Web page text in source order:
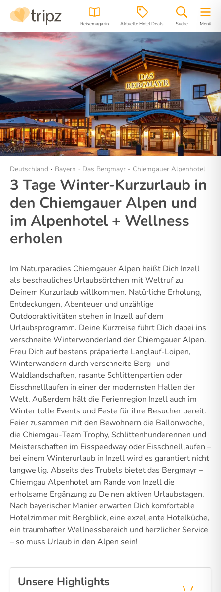
Reisemagazin Aktuelle Hotel Deals Suche Menü
Hotel Bilder Region Lage
Deutschland Bayern Das Bergmayr - Chiemgauer Alpenhotel
3 Tage Winter-Kurzurlaub in
den Chiemgauer Alpen und
im Alpenhotel + Wellness
erholen
Im Naturparadies Chiemgauer Alpen heißt Dich Inzell
als beschauliches Urlaubsörtchen mit Weltruf zu
Deinem Kurzurlaub willkommen. Natürliche Erholung,
Entdeckungen, Abenteuer und unzählige
Outdooraktivitäten stehen in Inzell auf dem
Urlaubsprogramm. Deine Kurzreise führt Dich dabei ins
verschneite Winterwonderland der Chiemgauer Alpen.
Freu Dich auf bestens präparierte Langlauf-Loipen,
Winterwandern durch verschneite Berg- und
Waldlandschaften, rasante Schlittenpartien oder
Eisschnelllaufen in einer der modernsten Hallen der
Welt. Außerdem hält die Ferienregion Inzell auch im
Winter tolle Events und Feste für ihre Besucher bereit.
Feier zusammen mit den Bewohnern die Ballonwoche,
die Chiemgau-Team Trophy, Schlittenhunderennen und
Meisterschaften im Eisspeedway oder Eisschnelllaufen –
bei einem Winterurlaub in Inzell wird es garantiert nicht
langweilig. Abseits des Trubels bietet das Bergmayr –
Chiemgau Alpenhotel am Rande von Inzell die
erholsame Ergänzung zu Deinen aktiven Urlaubstagen.
Nach bayerischer Manier erwarten Dich komfortable
Hotelzimmer mit Bergblick, eine exzellente Hotelküche,
ein traumhafter Wellnessbereich und herzlicher Service
– so muss Urlaub in den Alpen sein!
Unsere Highlights